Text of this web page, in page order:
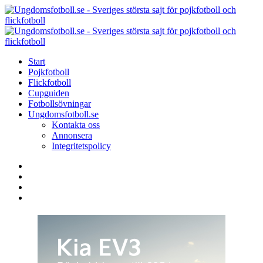
Menu
Search
Menu
Start
Pojkfotboll
Flickfotboll
Cupguiden
Fotbollsövningar
Ungdomsfotboll.se
Kontakta oss
Annonsera
Integritetspolicy